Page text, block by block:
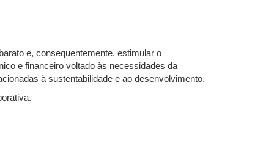
e, consequentemente, estimular o
e financeiro voltado às necessidades da
à sustentabilidade e ao desenvolvimento.